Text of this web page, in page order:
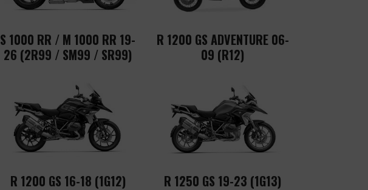
S 1000 RR / M 1000 RR 19-
26 (2R99 / SM99 / SR99)
R 1200 GS ADVENTURE 06-
09 (R12)
R 1200 GS 16-18 (1G12) R 1250 GS 19-23 (1G13)